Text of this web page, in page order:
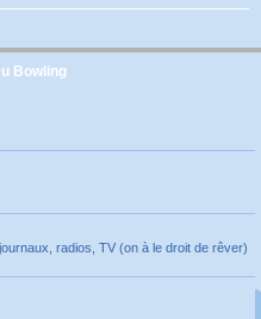
Bowling
radios, TV (on à le droit de rêver)